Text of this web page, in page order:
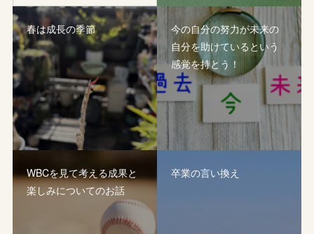
春は成長の季節
今の自分の努力が未来の
自分を助けているという
感覚を持とう！
WBCを見て考える成果と
楽しみについてのお話
卒業の言い換え